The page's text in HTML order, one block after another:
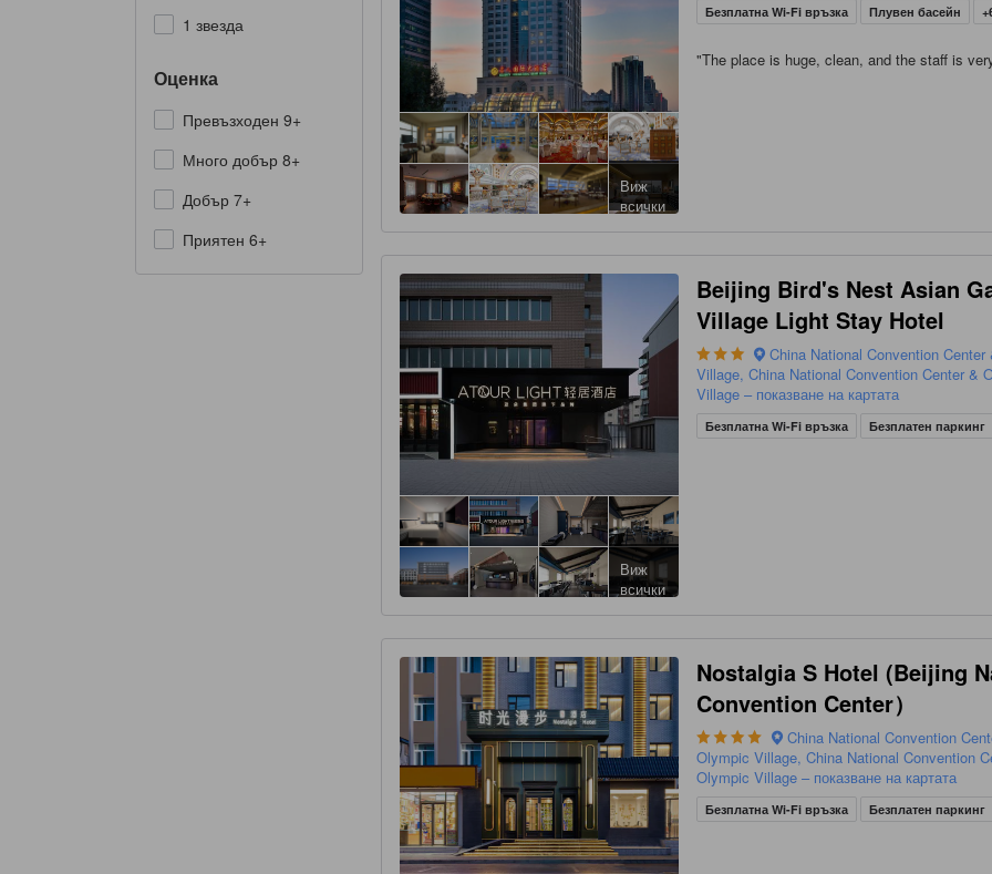
1 звезда
Оценка
Превъзходен 9+
Много добър 8+
Добър 7+
Приятен 6+
Виж
всички
Безплатна Wi-Fi връзка Плувен басейн
"The place is huge, clean, and the staff is
Виж
всички
Beijing Bird's Nest Asian
Village Light Stay Hotel
China National Convention
Village, China National Convention Center &
Village – показване на картата
Безплатна Wi-Fi връзка Безплатен паркинг
Nostalgia S Hotel (Beijing
Convention Center）
China National Convention
Olympic Village, China National Convention
Olympic Village – показване на картата
Безплатна Wi-Fi връзка Безплатен паркинг